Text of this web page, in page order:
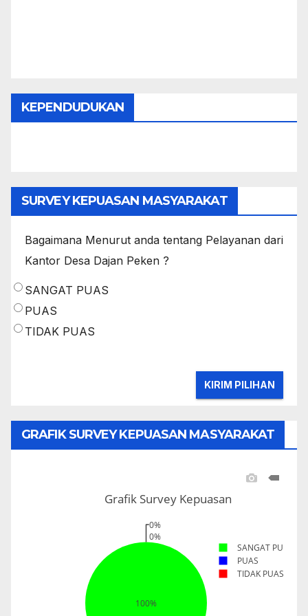
KEPENDUDUKAN
SURVEY KEPUASAN MASYARAKAT
Bagaimana Menurut anda tentang Pelayanan dari
Kantor Desa Dajan Peken ?
SANGAT PUAS
PUAS
TIDAK PUAS
GRAFIK SURVEY KEPUASAN MASYARAKAT